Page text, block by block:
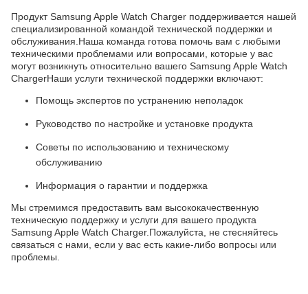
Продукт Samsung Apple Watch Charger поддерживается нашей
специализированной командой технической поддержки и
обслуживания.Наша команда готова помочь вам с любыми
техническими проблемами или вопросами, которые у вас
могут возникнуть относительно вашего Samsung Apple Watch
ChargerНаши услуги технической поддержки включают:
Помощь экспертов по устранению неполадок
Руководство по настройке и установке продукта
Советы по использованию и техническому
обслуживанию
Информация о гарантии и поддержка
Мы стремимся предоставить вам высококачественную
техническую поддержку и услуги для вашего продукта
Samsung Apple Watch Charger.Пожалуйста, не стесняйтесь
связаться с нами, если у вас есть какие-либо вопросы или
проблемы.